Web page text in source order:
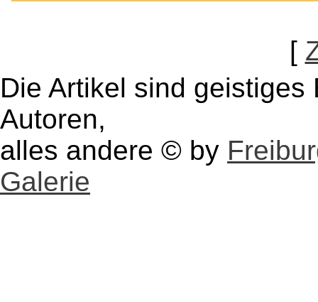
[
Die Artikel sind
Autoren,
alles andere © by
Galerie